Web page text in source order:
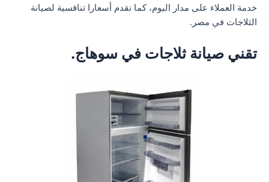
خدمة العملاء على مدار اليوم، كما نقدم أسعارا تنافسية لصيانة
الثلاجات في مصر.
تقني صيانة ثلاجات في سوهاج.